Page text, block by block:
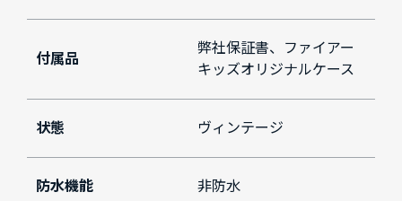
付属品
弊社保証書、ファイアー
キッズオリジナルケース
状態 ヴィンテージ
防水機能 非防水